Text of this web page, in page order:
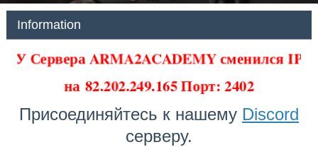
Information
У Сервера ARMA2ACADEMY сменился IP
на 82.202.249.165 Порт: 2402
Присоединяйтесь к нашему Discord
серверу.